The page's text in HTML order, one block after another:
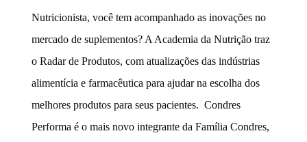
Nutricionista, você tem acompanhado as inovações no
mercado de suplementos? A Academia da Nutrição traz
o Radar de Produtos, com atualizações das indústrias
alimentícia e farmacêutica para ajudar na escolha dos
melhores produtos para seus pacientes. Condres
Performa é o mais novo integrante da Família Condres,